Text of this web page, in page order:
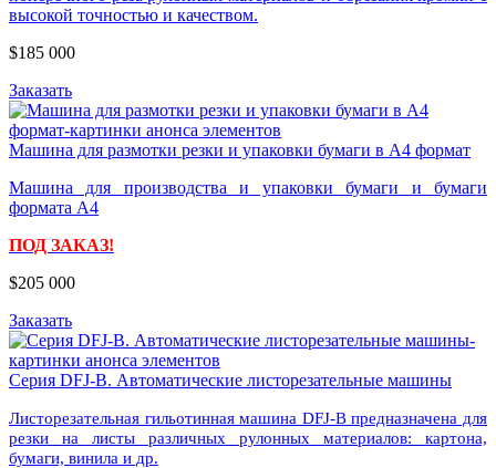
высокой точностью и качеством.
$185 000
Заказать
Машина для размотки резки и упаковки бумаги в А4 формат
Машина для производства и упаковки бумаги и бумаги
формата A4
ПОД ЗАКАЗ!
$205 000
Заказать
Серия DFJ-B. Автоматические листорезательные машины
Листорезательная гильотинная машина DFJ-B предназначена для
резки на листы различных рулонных материалов: картона,
бумаги, винила и др.